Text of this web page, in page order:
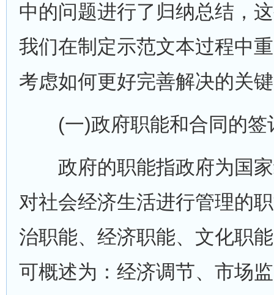
中的问题进行了归纳总结，
我们在制定示范文本过程中
考虑如何更好完善解决的关
(一)政府职能和合同的签
政府的职能指政府为国家
对社会经济生活进行管理的
治职能、经济职能、文化职
可概述为：经济调节、市场